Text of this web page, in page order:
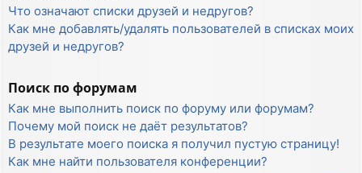
Что означают списки друзей и недругов?
Как мне добавлять/удалять пользователей в списках моих
друзей и недругов?
Поиск по форумам
Как мне выполнить поиск по форуму или форумам?
Почему мой поиск не даёт результатов?
В результате моего поиска я получил пустую страницу!
Как мне найти пользователя конференции?